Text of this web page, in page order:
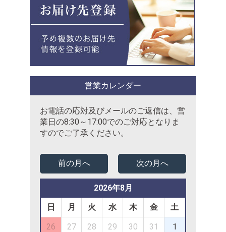
営業カレンダー
お電話の応対及びメールのご返信は、営
業日の8:30～17:00でのご対応となりま
すのでご了承ください。
2026年8月
前の月へ 次の月へ
日 月 火 水 木 金 土
26 27 28 29 30 31 1